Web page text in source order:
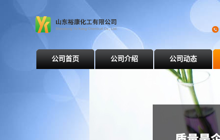
公司首页 公司介绍 公司动态